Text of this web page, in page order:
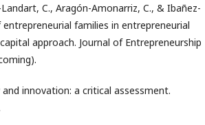
C., Aragón-Amonarriz, C., & Ibañez-
families in entrepreneurial
approach. Journal of Entrepreneurship
innovation: a critical assessment.